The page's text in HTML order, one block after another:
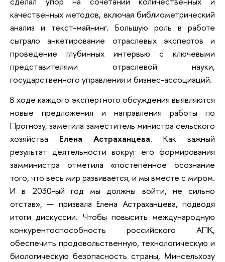
качественных методов, включая библиометрический
анализ и текст-майнинг. Большую роль в работе
сыграло анкетирование отраслевых экспертов и
проведение глубинных интервью с ключевыми
представителями отраслевой науки,
государственного управления и бизнес-ассоциаций.
В ходе каждого экспертного обсуждения выявляются
новые предложения и направления работы по
Прогнозу, заметила заместитель министра сельского
хозяйства Елена Астраханцева. Как важный
результат деятельности вокруг его формирования
замминистра отметила «постепенное осознание
того, что весь мир развивается, и мы вместе с миром.
И в 2030-ый год мы должны войти, не сильно
отстав», — призвала Елена Астраханцева, подводя
итоги дискуссии. Чтобы повысить международную
конкурентоспособность российского АПК,
обеспечить продовольственную, технологическую и
биологическую безопасность страны, Минсельхозу